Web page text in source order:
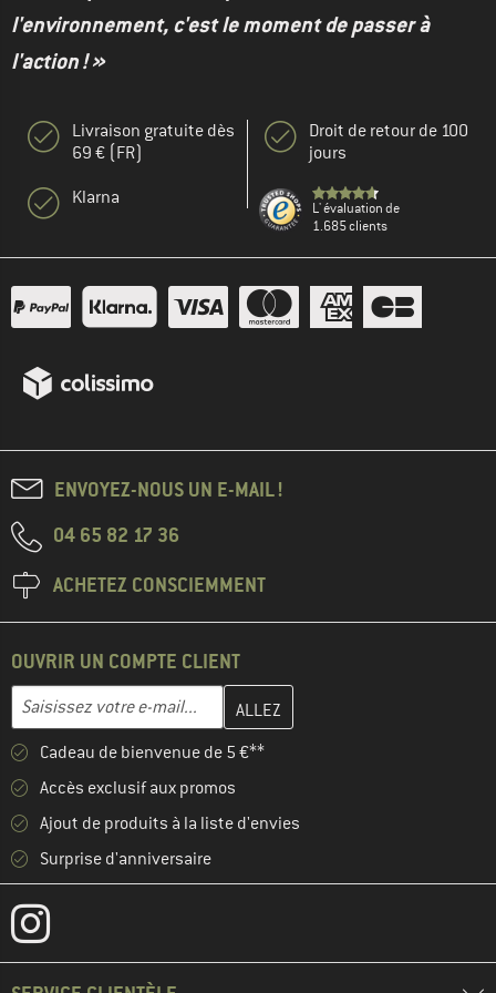
l'environnement, c'est le moment de passer à
l'action ! »
Livraison gratuite dès
69 € (FR)
Klarna
Droit de retour de 100
jours
L' évaluation de
1.685 clients
ENVOYEZ-NOUS UN E-MAIL !
04 65 82 17 36
ACHETEZ CONSCIEMMENT
OUVRIR UN COMPTE CLIENT
Adresse e-mail
Entrez votre adresse e-mail ici et créez votre compte client à la
Cadeau de bienvenue de 5 €**
Accès exclusif aux promos
Ajout de produits à la liste d'envies
Surprise d'anniversaire